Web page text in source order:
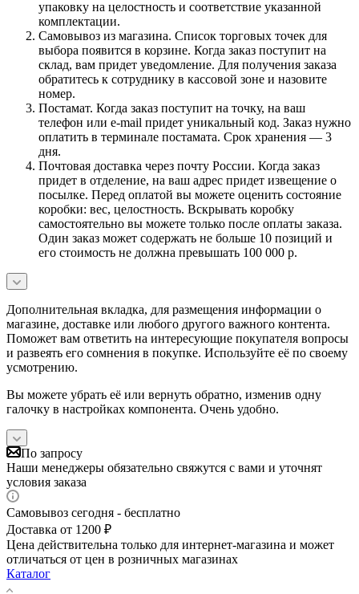
упаковку на целостность и соответствие указанной
комплектации.
Самовывоз из магазина. Список торговых точек для
выбора появится в корзине. Когда заказ поступит на
склад, вам придет уведомление. Для получения заказа
обратитесь к сотруднику в кассовой зоне и назовите
номер.
Постамат. Когда заказ поступит на точку, на ваш
телефон или e-mail придет уникальный код. Заказ нужно
оплатить в терминале постамата. Срок хранения — 3
дня.
Почтовая доставка через почту России. Когда заказ
придет в отделение, на ваш адрес придет извещение о
посылке. Перед оплатой вы можете оценить состояние
коробки: вес, целостность. Вскрывать коробку
самостоятельно вы можете только после оплаты заказа.
Один заказ может содержать не больше 10 позиций и
его стоимость не должна превышать 100 000 р.
Дополнительная вкладка, для размещения информации о
магазине, доставке или любого другого важного контента.
Поможет вам ответить на интересующие покупателя вопросы
и развеять его сомнения в покупке. Используйте её по своему
усмотрению.
Вы можете убрать её или вернуть обратно, изменив одну
галочку в настройках компонента. Очень удобно.
По запросу
Наши менеджеры обязательно свяжутся с вами и уточнят
условия заказа
Самовывоз сегодня - бесплатно
Доставка от 1200 ₽
Цена действительна только для интернет-магазина и может
отличаться от цен в розничных магазинах
Каталог